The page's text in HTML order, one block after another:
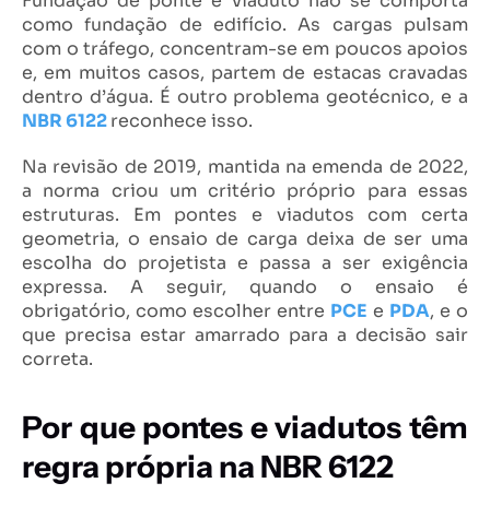
como fundação de edifício. As cargas pulsam
com o tráfego, concentram-se em poucos apoios
e, em muitos casos, partem de estacas cravadas
dentro d’água. É outro problema geotécnico, e a
NBR 6122reconhece isso.
Na revisão de 2019, mantida na emenda de 2022,
a norma criou um critério próprio para essas
estruturas. Em pontes e viadutos com certa
geometria, o ensaio de carga deixa de ser uma
escolha do projetista e passa a ser exigência
expressa. A seguir, quando o ensaio é
obrigatório, como escolher entre PCE e PDA, e o
que precisa estar amarrado para a decisão sair
correta.
Por que pontes e viadutos têm
regra própria na NBR 6122